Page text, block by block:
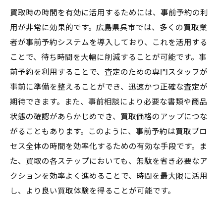
買取時の時間を有効に活用するためには、事前予約の利
用が非常に効果的です。広島県呉市では、多くの買取業
者が事前予約システムを導入しており、これを活用する
ことで、待ち時間を大幅に削減することが可能です。事
前予約を利用することで、査定のための専門スタッフが
事前に準備を整えることができ、迅速かつ正確な査定が
期待できます。また、事前相談により必要な書類や商品
状態の確認があらかじめでき、買取価格のアップにつな
がることもあります。このように、事前予約は買取プロ
セス全体の時間を効率化するための有効な手段です。ま
た、買取の各ステップにおいても、無駄を省き必要なア
クションを効率よく進めることで、時間を最大限に活用
し、より良い買取体験を得ることが可能です。